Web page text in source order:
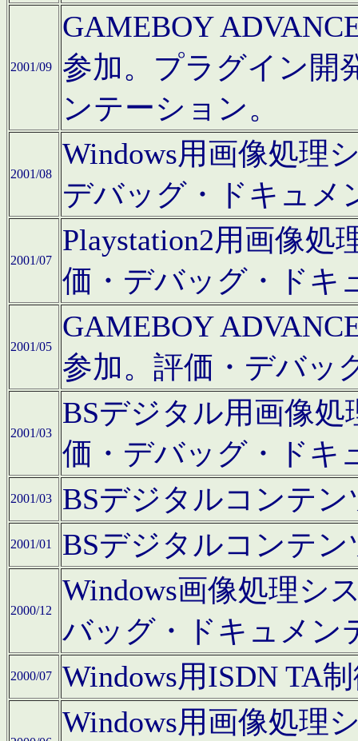
2001/09
GAMEBOY
参加。プラグイン開
ンテーション。
2001/08
Windows用画像処理
デバッグ・ドキュメ
2001/07
Playstation2用画像
価・デバッグ・ドキ
2001/05
GAMEBOY
参加。評価・デバッ
2001/03
BSデジタル用画像
価・デバッグ・ドキ
2001/03 BSデジタルコンテ
2001/01 BSデジタルコンテ
2000/12
Windows画像処理シ
バッグ・ドキュメン
2000/07 Windows用ISDN TA
Windows用画像処理